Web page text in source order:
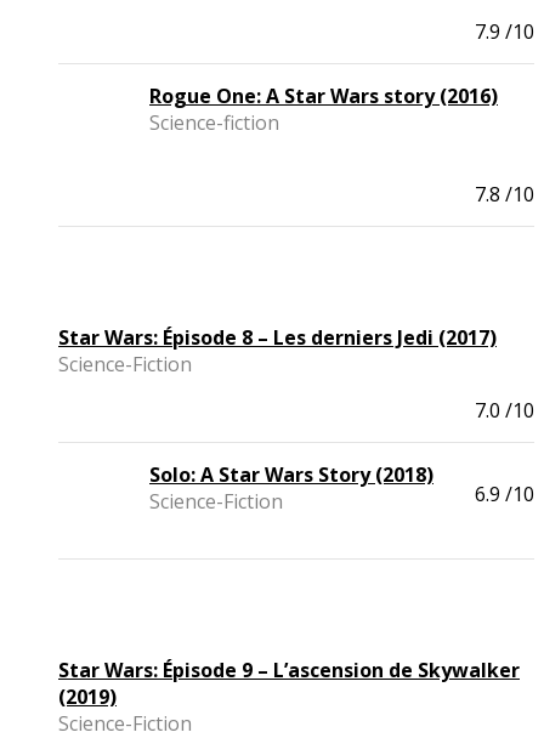
7.9 /10
Rogue One: A Star Wars story (2016)
Science-fiction
7.8 /10
Star Wars: Épisode 8 – Les derniers Jedi (2017)
Science-Fiction
7.0 /10
Solo: A Star Wars Story (2018)
Science-Fiction
6.9 /10
Star Wars: Épisode 9 – L’ascension de Skywalker
(2019)
Science-Fiction